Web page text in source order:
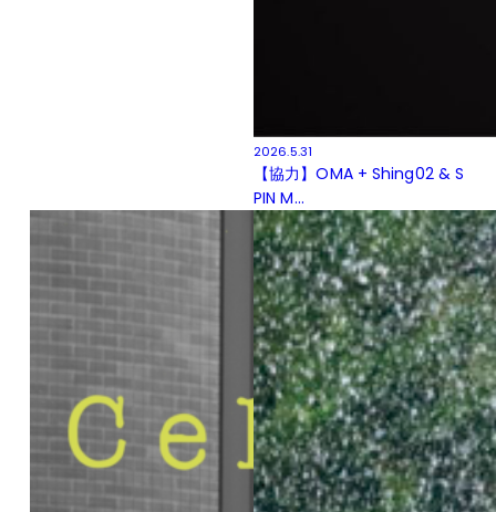
2026.5.31
【協力】OMA + Shing02 & S
PIN M...